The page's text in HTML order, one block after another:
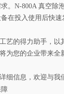
。 N-800A 真空除
在投入使用后快速
艺的得力助手，
为您的企业带来
细信息，欢迎与我